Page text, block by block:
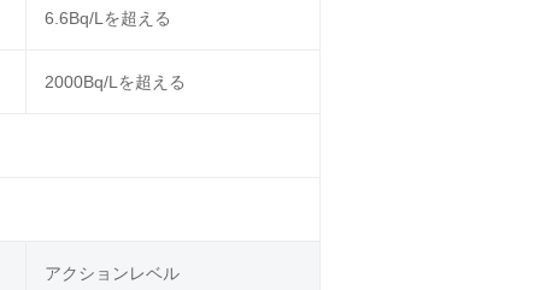
6.6Bq/Lを超える
2000Bq/Lを超える
アクションレベル